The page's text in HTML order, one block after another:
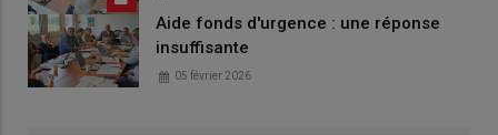
Aide fonds d'urgence : une réponse
insuffisante
05 février 2026